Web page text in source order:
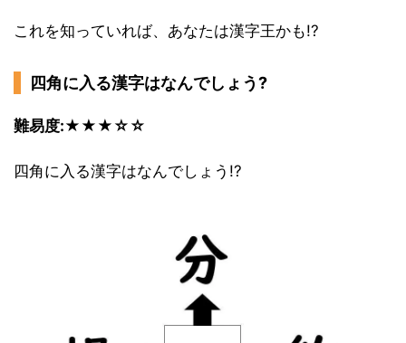
これを知っていれば、あなたは漢字王かも!?
四角に入る漢字はなんでしょう?
難易度:★★★☆☆
四角に入る漢字はなんでしょう!?